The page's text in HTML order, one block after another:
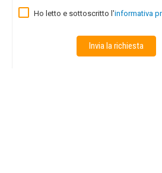
Ho letto e sottoscritto l'informativa
Invia la richiesta